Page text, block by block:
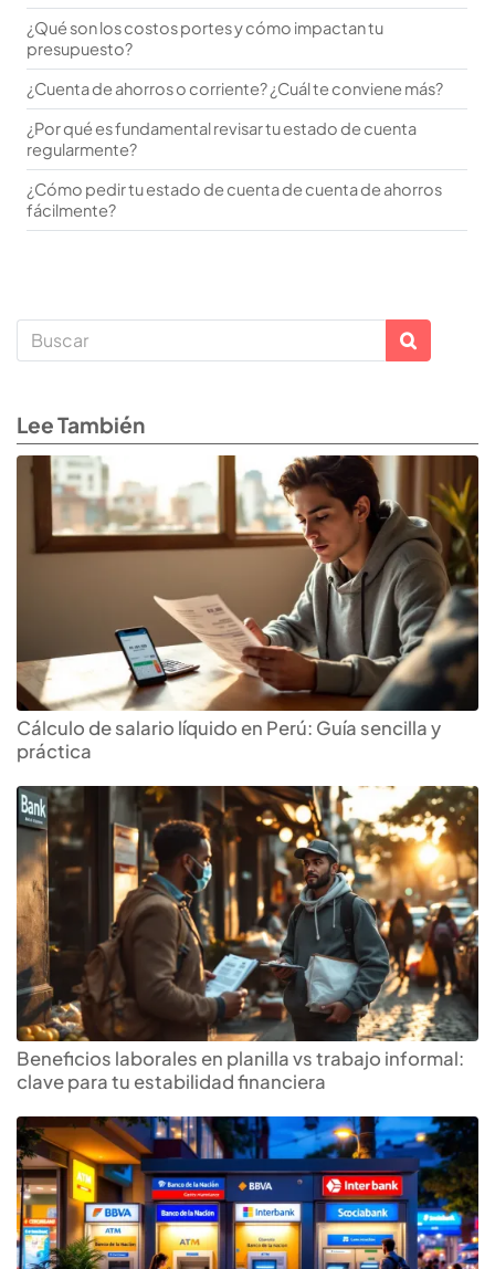
¿Qué son los costos portes y cómo impactan tu
presupuesto?
¿Cuenta de ahorros o corriente? ¿Cuál te conviene más?
¿Por qué es fundamental revisar tu estado de cuenta
regularmente?
¿Cómo pedir tu estado de cuenta de cuenta de ahorros
fácilmente?
Lee También
Cálculo de salario líquido en Perú: Guía sencilla y
práctica
Beneficios laborales en planilla vs trabajo informal:
clave para tu estabilidad financiera